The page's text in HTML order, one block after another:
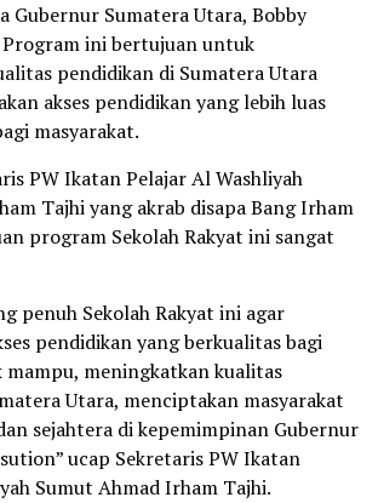
Gubernur Sumatera Utara, Bobby
ini bertujuan untuk
pendidikan di Sumatera Utara
akses pendidikan yang lebih luas
masyarakat.
PW Ikatan Pelajar Al Washliyah
Tajhi yang akrab disapa Bang Irham
program Sekolah Rakyat ini sangat
penuh Sekolah Rakyat ini agar
pendidikan yang berkualitas bagi
mampu, meningkatkan kualitas
Utara, menciptakan masyarakat
sejahtera di kepemimpinan Gubernur
ucap Sekretaris PW Ikatan
Sumut Ahmad Irham Tajhi.